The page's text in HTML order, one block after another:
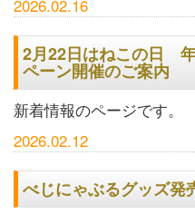
2026.02.16
2月22日はねこの日
ペーン開催のご案内
新着情報のページです。
2026.02.12
べじにゃぶるグッズ発